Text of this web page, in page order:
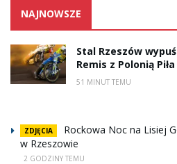
NAJNOWSZE
Stal Rzeszów
Remis z Polonią Piła
51 MINUT TEMU
ZDJĘCIA
Rockowa Noc na Lisiej
w Rzeszowie
2 GODZINY TEMU